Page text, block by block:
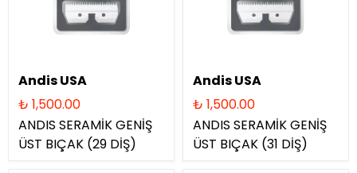
Andis USA
₺ 1,500.00
ANDIS SERAMİK GENİŞ
ÜST BIÇAK (29 DİŞ)
Andis USA
₺ 1,500.00
ANDIS SERAMİK GENİŞ
ÜST BIÇAK (31 DİŞ)